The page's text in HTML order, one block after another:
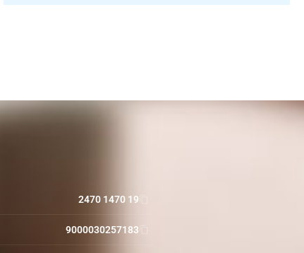
2470 1470 19
9000030257183